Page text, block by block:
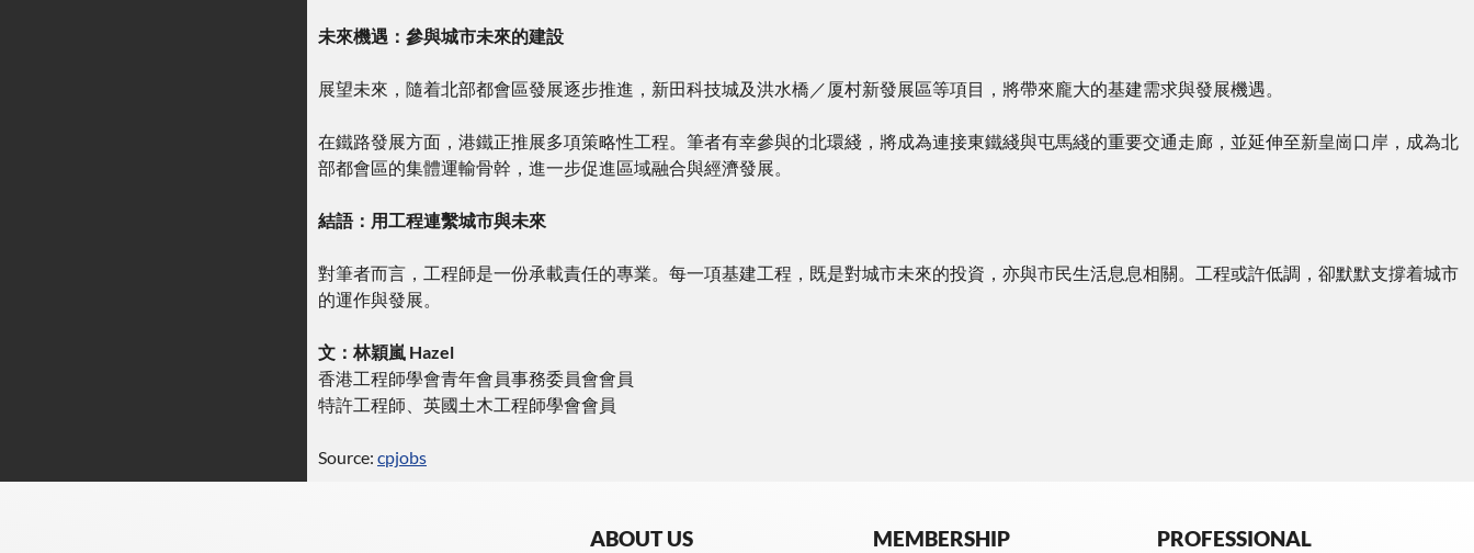
未來機遇：參與城市未來的建設
展望未來，隨着北部都會區發展逐步推進，新田科技城及洪水橋／厦村新發展區等項目，將帶來龐大的基建需求與發展機遇。
在鐵路發展方面，港鐵正推展多項策略性工程。筆者有幸參與的北環綫，將成為連接東鐵綫與屯馬綫的重要交通走廊，並延伸至新皇崗口岸，成為北
部都會區的集體運輸骨幹，進一步促進區域融合與經濟發展。
結語：用工程連繫城市與未來
對筆者而言，工程師是一份承載責任的專業。每一項基建工程，既是對城市未來的投資，亦與市民生活息息相關。工程或許低調，卻默默支撐着城市
的運作與發展。
文：林穎嵐 Hazel
香港工程師學會青年會員事務委員會會員
特許工程師、英國土木工程師學會會員
Source: cpjobs
ABOUT US MEMBERSHIP
PROFESSIONAL